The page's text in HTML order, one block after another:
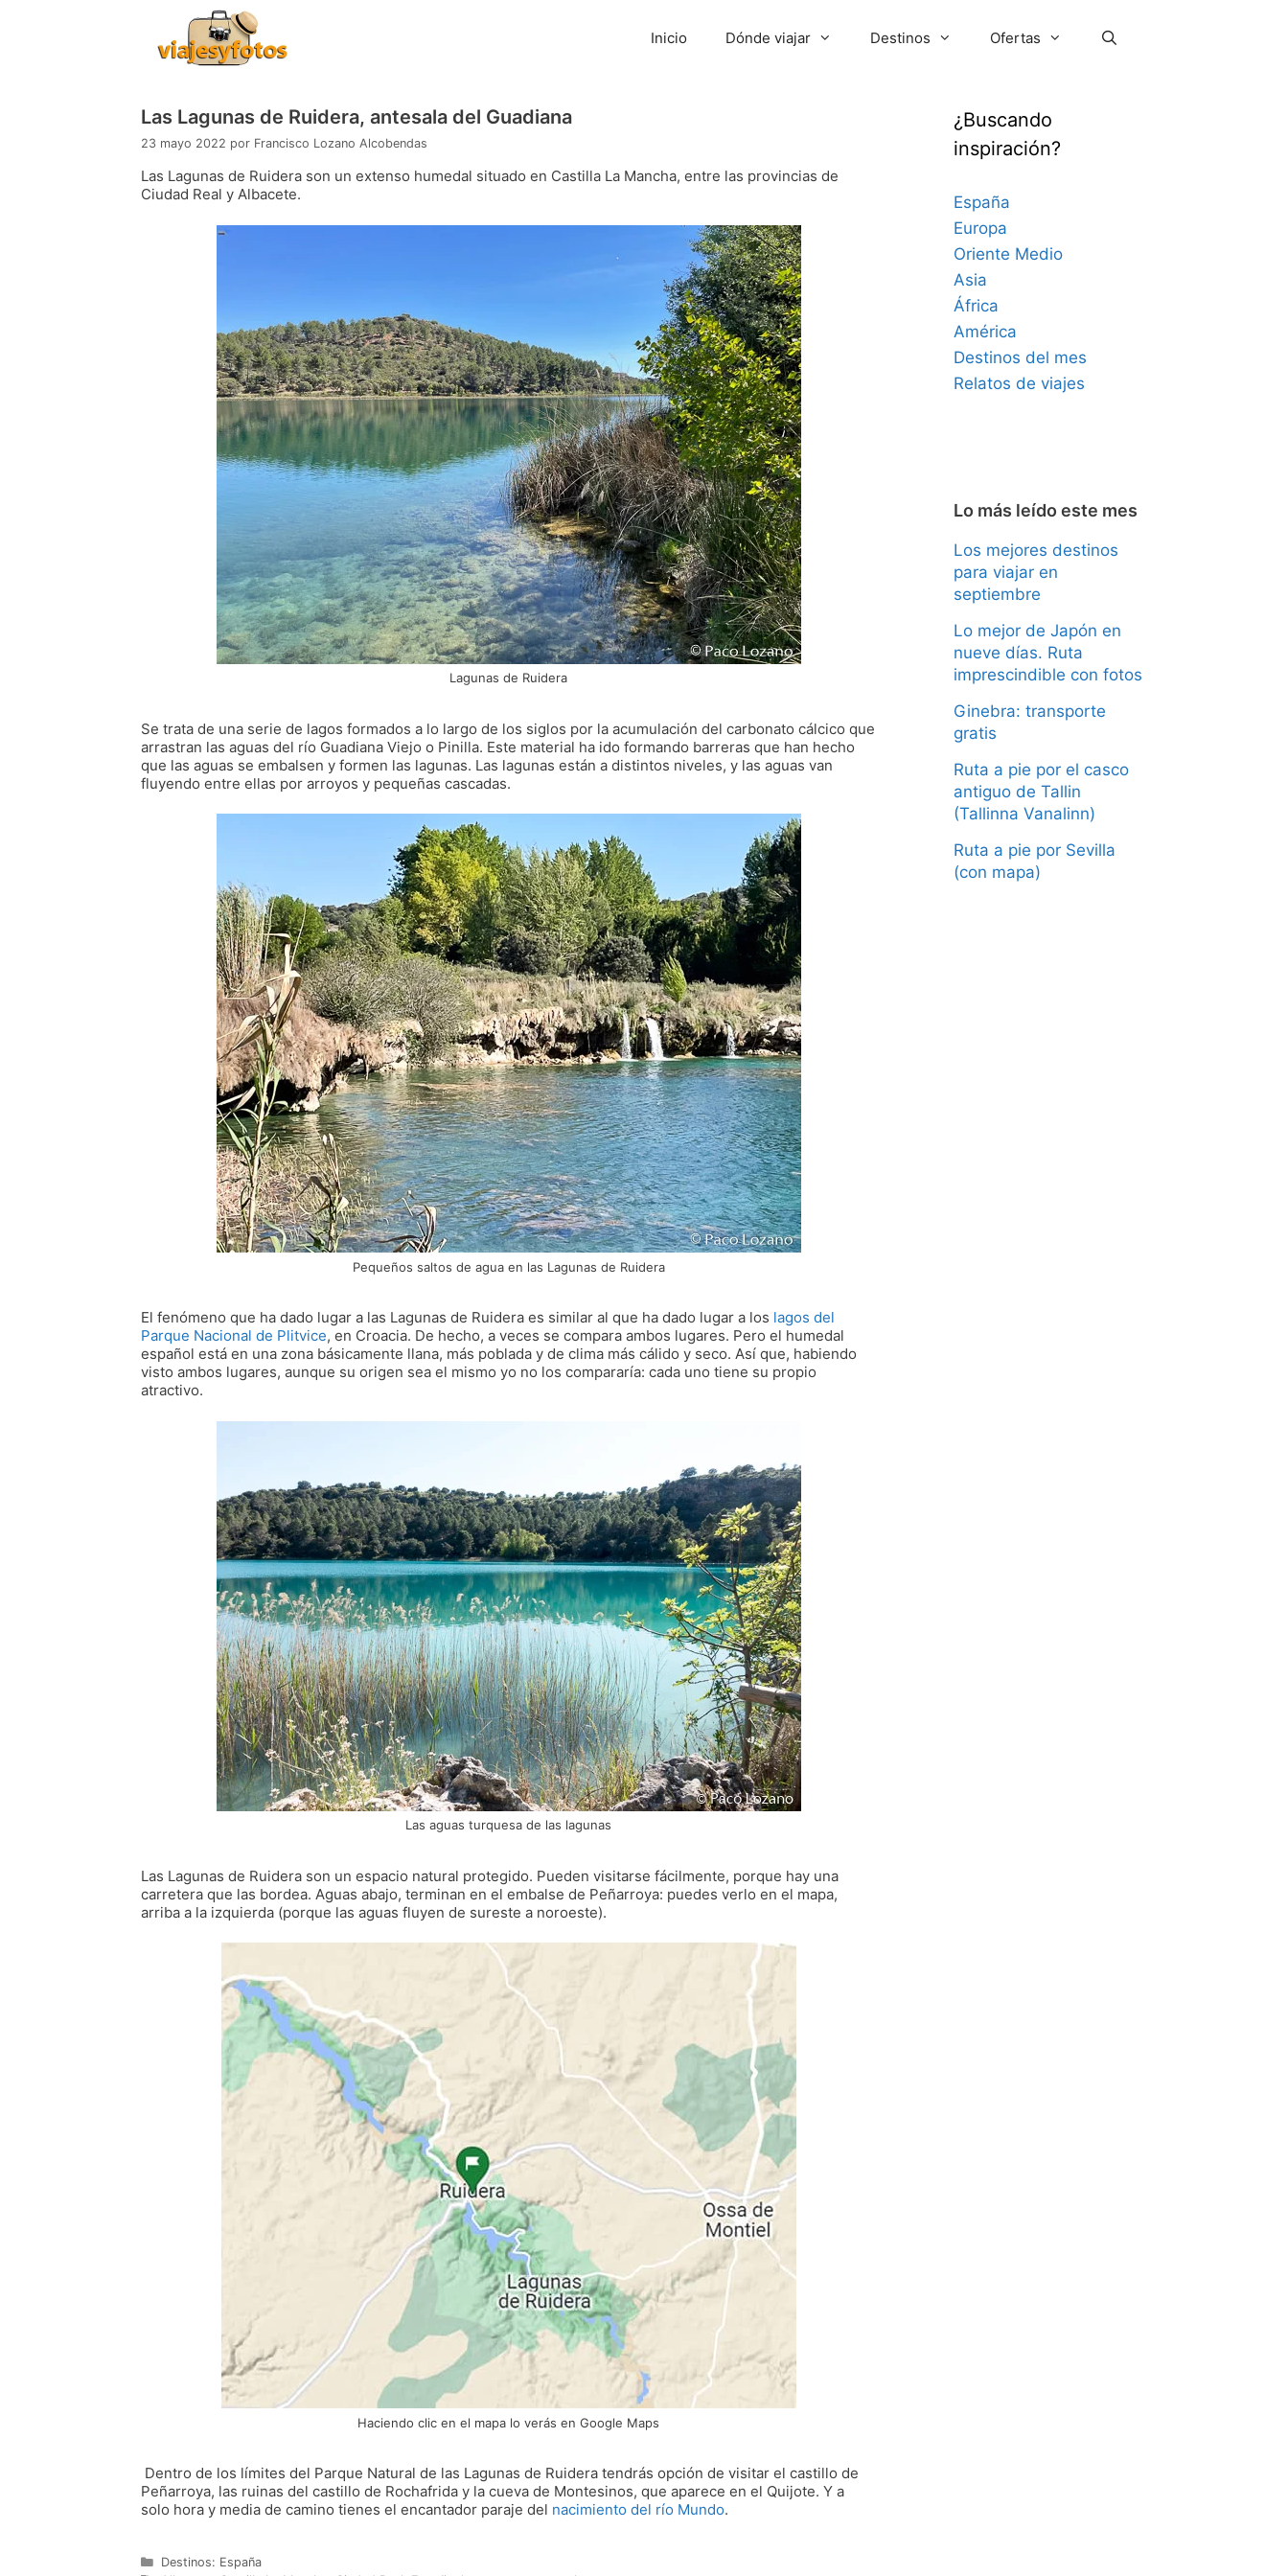
Inicio Dónde viajar Destinos Ofertas
Las Lagunas de Ruidera, antesala del Guadiana
23 mayo 2022 por Francisco Lozano Alcobendas
Las Lagunas de Ruidera son un extenso humedal situado en Castilla La Mancha, entre las provincias de
Ciudad Real y Albacete.
Lagunas de Ruidera
Se trata de una serie de lagos formados a lo largo de los siglos por la acumulación del carbonato cálcico que
arrastran las aguas del río Guadiana Viejo o Pinilla. Este material ha ido formando barreras que han hecho
que las aguas se embalsen y formen las lagunas. Las lagunas están a distintos niveles, y las aguas van
fluyendo entre ellas por arroyos y pequeñas cascadas.
Pequeños saltos de agua en las Lagunas de Ruidera
El fenómeno que ha dado lugar a las Lagunas de Ruidera es similar al que ha dado lugar a los lagos del
Parque Nacional de Plitvice, en Croacia. De hecho, a veces se compara ambos lugares. Pero el humedal
español está en una zona básicamente llana, más poblada y de clima más cálido y seco. Así que, habiendo
visto ambos lugares, aunque su origen sea el mismo yo no los compararía: cada uno tiene su propio
atractivo.
Las aguas turquesa de las lagunas
Las Lagunas de Ruidera son un espacio natural protegido. Pueden visitarse fácilmente, porque hay una
carretera que las bordea. Aguas abajo, terminan en el embalse de Peñarroya: puedes verlo en el mapa,
arriba a la izquierda (porque las aguas fluyen de sureste a noroeste).
Haciendo clic en el mapa lo verás en Google Maps
Dentro de los límites del Parque Natural de las Lagunas de Ruidera tendrás opción de visitar el castillo de
Peñarroya, las ruinas del castillo de Rochafrida y la cueva de Montesinos, que aparece en el Quijote. Y a
solo hora y media de camino tienes el encantador paraje del nacimiento del río Mundo.
Categorías
Destinos: España
¿Buscando
inspiración?
España
Europa
Oriente Medio
Asia
África
América
Destinos del mes
Relatos de viajes
Lo más leído este mes
Los mejores destinos
para viajar en
septiembre
Lo mejor de Japón en
nueve días. Ruta
imprescindible con fotos
Ginebra: transporte
gratis
Ruta a pie por el casco
antiguo de Tallin
(Tallinna Vanalinn)
Ruta a pie por Sevilla
(con mapa)